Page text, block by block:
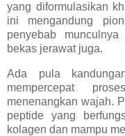
yang diformulasikan
ini mengandung
penyebab
bekas jerawat juga.
Ada pula
mempercepat
menenangkan wajah.
peptide yang
kolagen dan mampu